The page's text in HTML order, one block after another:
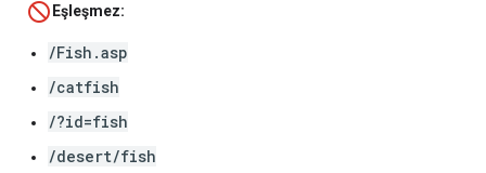
Eşleşmez:
/Fish.asp
/catfish
/?id=fish
/desert/fish